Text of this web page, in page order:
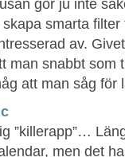
gör ju inte
smarta
av.
man snabbt som
att man såg för
”killerapp”…
men det